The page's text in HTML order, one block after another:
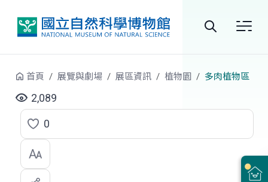
站
尋
首頁 展覽與劇場 展區資訊 植物園 多肉植物區
2,089
點
選
喜
0